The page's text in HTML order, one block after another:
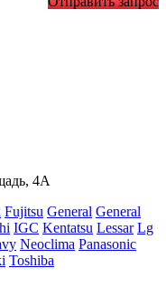
4А
Fujitsu General General
IGC Kentatsu Lessar Lg
Neoclima Panasonic
Toshiba